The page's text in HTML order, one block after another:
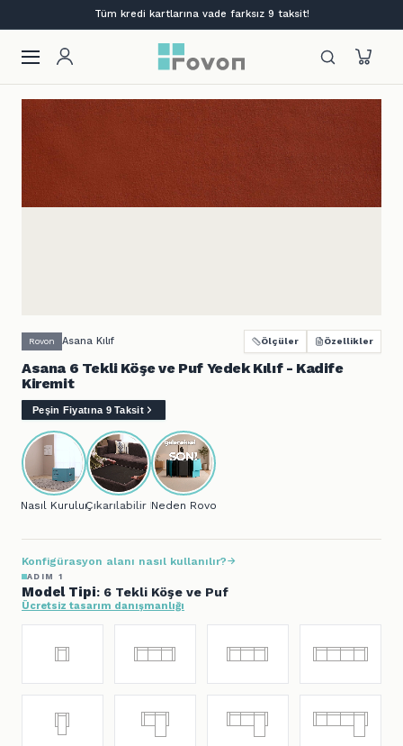
Tüm kredi kartlarına vade farksız 9 taksit!
Rovon Asana Kılıf Ölçüler Özellikler
Asana 6 Tekli Köşe ve Puf Yedek Kılıf - Kadife
Kiremit
Peşin Fiyatına 9 Taksit
Nasıl Kurulur?Çıkarılabilir KılıfNeden Rovon?
Konfigürasyon alanı nasıl kullanılır?
ADIM 1
Model Tipi: 6 Tekli Köşe ve Puf
Ücretsiz tasarım danışmanlığı